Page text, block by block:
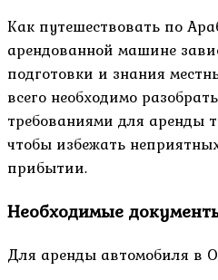
Как путешествовать по
арендованной машине
подготовки и знания
всего необходимо
требованиями для аренды
чтобы избежать
прибытии.
Необходимые
Для аренды автомобиля в